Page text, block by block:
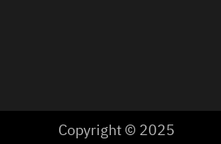
Copyright © 2025